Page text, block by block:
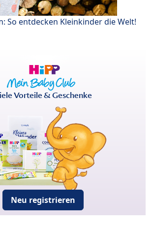
So entdecken Kleinkinder die Welt!
Vorteile & Geschenke
Neu registrieren